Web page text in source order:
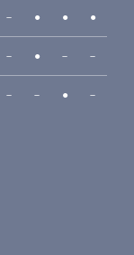
－ ● ● ●
－ ● － －
－ － ● －